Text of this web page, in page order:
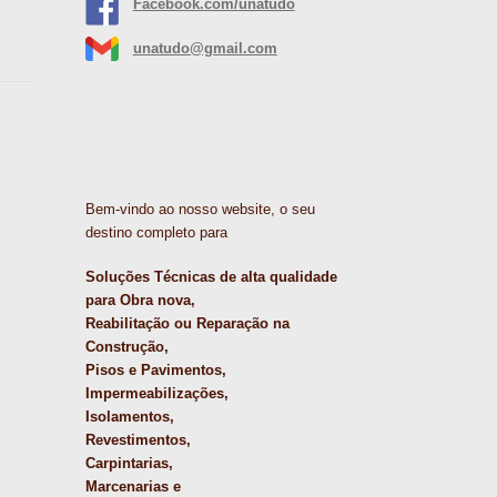
Facebook.com/unatudo
unatudo@gmail.com
Bem-vindo ao nosso website, o seu
destino completo para
Soluções Técnicas de alta qualidade
para Obra nova,
Reabilitação ou Reparação na
Construção,
Pisos e Pavimentos,
Impermeabilizações,
Isolamentos,
Revestimentos,
Carpintarias,
Marcenarias e